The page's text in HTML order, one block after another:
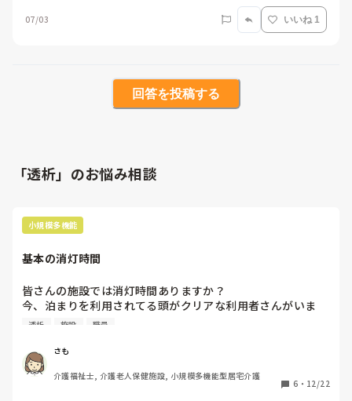
07/03 いいね 1
回答を投稿する
「透析」のお悩み相談
小規模多機能
基本の消灯時間
皆さんの施設では消灯時間ありますか？
今、泊まりを利用されてる頭がクリアな利用者さんがいま
す。
その方が、就寝時間が平均22時で、あるスタッフの時は23
時過ぎ。
自分の部屋でなら構わないのですが、共用部分でいつまでも
透析 施設 職員
さも
介護福祉士, 介護老人保健施設, 小規模多機能型居宅介護
6 ・ 12/22